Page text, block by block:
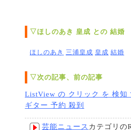
▽ほしのあき 皇成 との 結婚
ほしのあき 三浦皇成 皇成 結婚
▽次の記事、前の記事
ListView の クリック を 検知
ギター 予約 殺到
芸能ニュース カテゴリ